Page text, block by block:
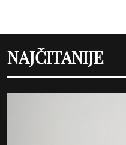
NAJČITANIJE